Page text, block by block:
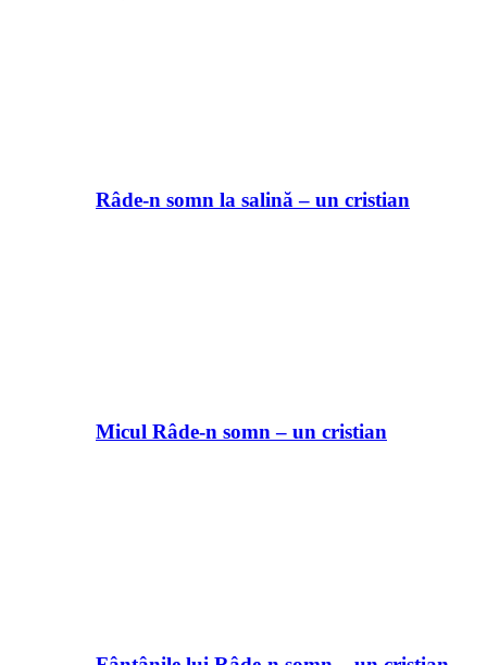
Râde-n somn la salină – un cristian
Micul Râde-n somn – un cristian